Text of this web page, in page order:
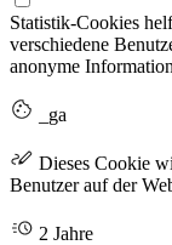
Statistik-Cookies
verschiedene
anonyme
_ga
Dieses Cookie
Benutzer auf der
2 Jahre